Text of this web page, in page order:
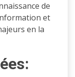
de
et
en la